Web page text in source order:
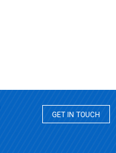
GET IN TOUCH